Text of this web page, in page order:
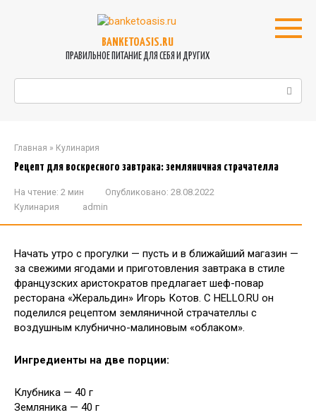
BANKETOASIS.RU
ПРАВИЛЬНОЕ ПИТАНИЕ ДЛЯ СЕБЯ И ДРУГИХ
Главная » Кулинария
Рецепт для воскресного завтрака: земляничная страчателла
На чтение: 2 мин Опубликовано: 28.08.2022
Кулинария
admin
Начать утро с прогулки — пусть и в ближайший магазин —
за свежими ягодами и приготовления завтрака в стиле
французских аристократов предлагает шеф-повар
ресторана «Жеральдин» Игорь Котов. C HELLO.RU он
поделился рецептом земляничной страчателлы с
воздушным клубнично-малиновым «облаком».
Ингредиенты на две порции:
Клубника — 40 г
Земляника — 40 г